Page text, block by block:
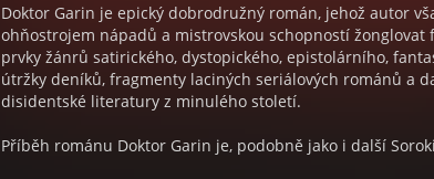
Doktor Garin je epický dobrodružný román, jehož autor
ohňostrojem nápadů a mistrovskou schopností žonglovat
prvky žánrů satirického, dystopického, epistolárního,
útržky deníků, fragmenty laciných seriálových románů a
disidentské literatury z minulého století.
Příběh románu Doktor Garin je, podobně jako i další
blízké budoucnosti, jejíž realita se liší od té naší: většina